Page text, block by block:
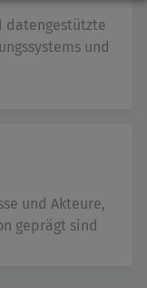
datengestützte
und
und Akteure,
geprägt sind